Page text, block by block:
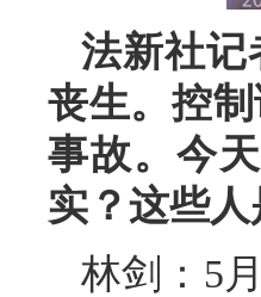
法新社记
丧生。控
事故。今
实？这些
林剑：5